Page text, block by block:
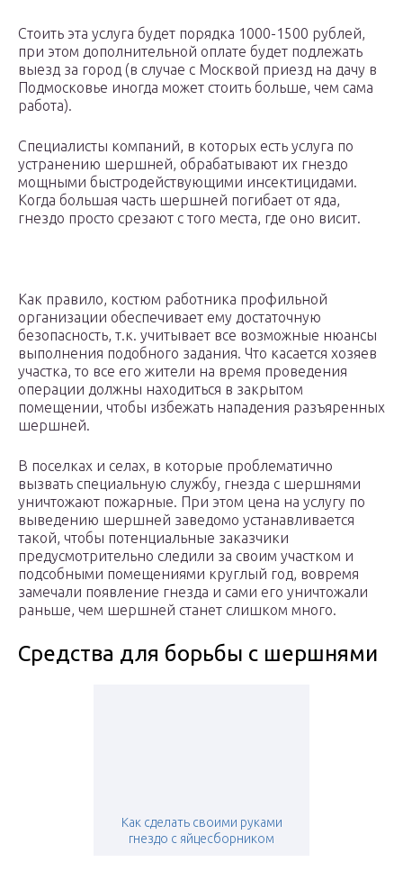
Стоить эта услуга будет порядка 1000-1500 рублей,
при этом дополнительной оплате будет подлежать
выезд за город (в случае с Москвой приезд на дачу в
Подмосковье иногда может стоить больше, чем сама
работа).
Специалисты компаний, в которых есть услуга по
устранению шершней, обрабатывают их гнездо
мощными быстродействующими инсектицидами.
Когда большая часть шершней погибает от яда,
гнездо просто срезают с того места, где оно висит.
Как правило, костюм работника профильной
организации обеспечивает ему достаточную
безопасность, т.к. учитывает все возможные нюансы
выполнения подобного задания. Что касается хозяев
участка, то все его жители на время проведения
операции должны находиться в закрытом
помещении, чтобы избежать нападения разъяренных
шершней.
В поселках и селах, в которые проблематично
вызвать специальную службу, гнезда с шершнями
уничтожают пожарные. При этом цена на услугу по
выведению шершней заведомо устанавливается
такой, чтобы потенциальные заказчики
предусмотрительно следили за своим участком и
подсобными помещениями круглый год, вовремя
замечали появление гнезда и сами его уничтожали
раньше, чем шершней станет слишком много.
Средства для борьбы с шершнями
Как сделать своими руками
гнездо с яйцесборником